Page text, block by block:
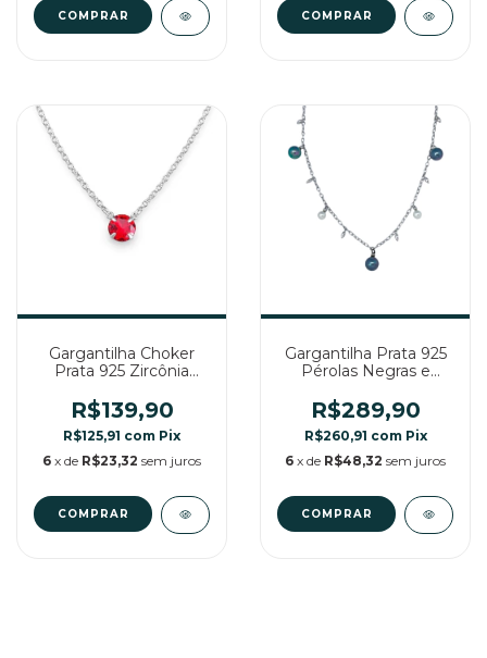
COMPRAR
Gargantilha Choker
Prata 925 Zircônia
R$139,90
R$125,91 com Pix
6 x de R$23,32 sem juros
Gargantilha Prata 925
Pérolas Negras e
R$289,90
R$260,91 com Pix
6 x de R$48,32 sem juros